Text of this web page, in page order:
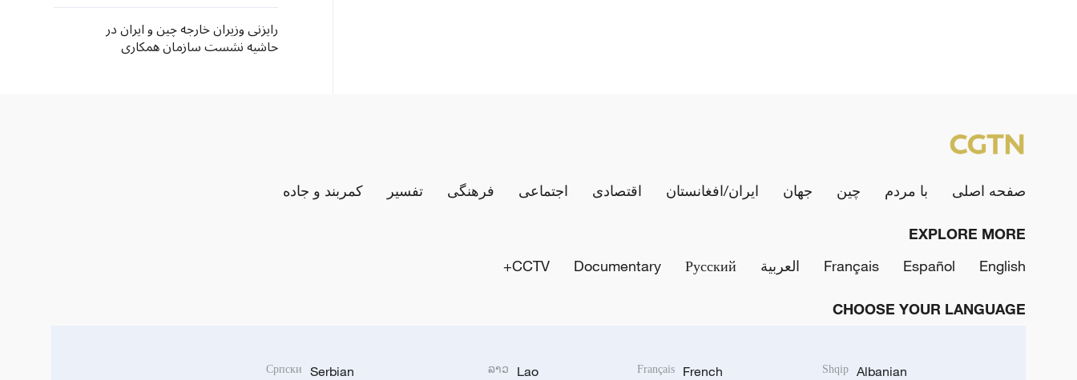
رایزنی وزیران خارجه چین و ایران در
حاشیه نشست سازمان همکاری
صفحه اصلی با مردم چین جهان ایران/افغانستان اقتصادی اجتماعی فرهنگی تفسیر کمربند و جاده
EXPLORE MORE
English
Español
Français العربية Русский
Documentary
CCTV+
CHOOSE YOUR LANGUAGE
Albanian
Shqip
French
Français
Lao
ລາວ
Serbian
Српски